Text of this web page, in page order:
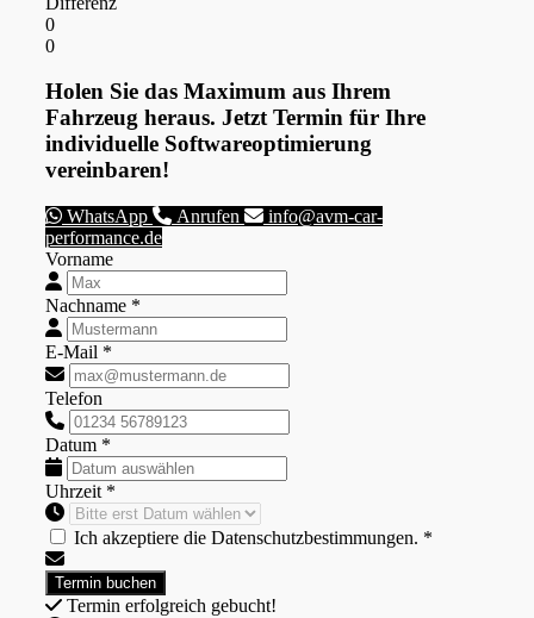
0
0
Holen Sie das Maximum aus Ihrem
Fahrzeug heraus. Jetzt Termin für Ihre
individuelle Softwareoptimierung
vereinbaren!
WhatsApp Anrufen
info@avm-car-
performance.de
Vorname
Nachname *
E-Mail *
Telefon
Datum *
Uhrzeit *
Ich akzeptiere die Datenschutzbestimmungen. *
Termin erfolgreich gebucht!